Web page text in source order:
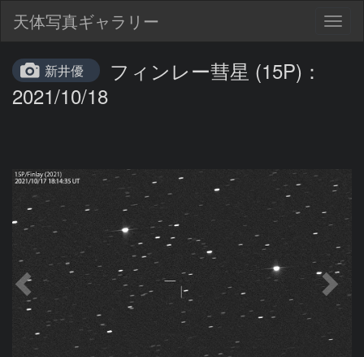
天体写真ギャラリー
新井優
フィンレー彗星 (15P)：
2021/10/18